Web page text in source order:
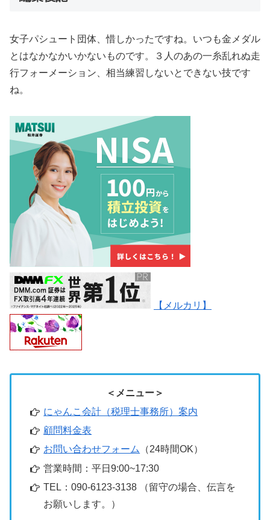
女子パシュート団体、惜しかったですね。いつも金メダル
とはなかなかいかないものです。３人のあの一糸乱れぬ走
行フォーメーション、相当練習しないとできない技です
ね。
【メルカリ】
＜メニュー＞
にゃんこ会計（税理士事務所）案内
顧問料金表
お問い合わせフォーム （24時間OK）
営業時間：平日9:00~17:30
TEL：090-6123-3138 （留守の場合、伝言を
お願いします。）